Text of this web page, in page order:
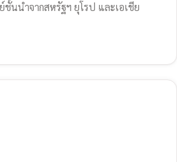
นนำจากสหรัฐฯ ยุโรป และเอเชีย